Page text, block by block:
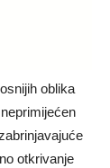
oblika
otkrivanje